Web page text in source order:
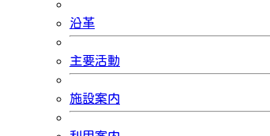
沿革
主要活動
施設案内